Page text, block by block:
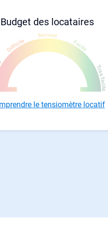
Budget des locataires
le tensiomètre locatif